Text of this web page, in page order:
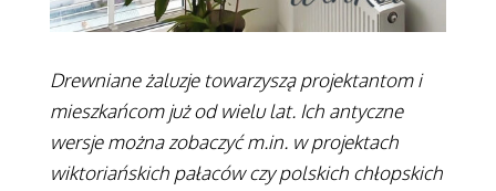
Drewniane żaluzje towarzyszą projektantom i
mieszkańcom już od wielu lat. Ich antyczne
wersje można zobaczyć m.in. w projektach
wiktoriańskich pałaców czy polskich chłopskich